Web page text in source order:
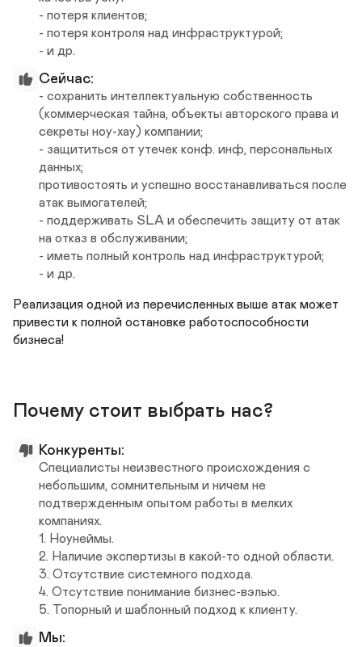
- потеря клиентов;
- потеря контроля над инфраструктурой;
- и др.
Сейчас:
- сохранить интеллектуальную собственность
(коммерческая тайна, объекты авторского права и
секреты ноу-хау) компании;
- защититься от утечек конф. инф, персональных
данных;
противостоять и успешно восстанавливаться после
атак вымогателей;
- поддерживать SLA и обеспечить защиту от атак
на отказ в обслуживании;
- иметь полный контроль над инфраструктурой;
- и др.
Реализация одной из перечисленных выше атак может
привести к полной остановке работоспособности
бизнеса!
Почему стоит выбрать нас?
Конкуренты:
Специалисты неизвестного происхождения с
небольшим, сомнительным и ничем не
подтвержденным опытом работы в мелких
компаниях.
1. Ноунеймы.
2. Наличие экспертизы в какой-то одной области.
3. Отсутствие системного подхода.
4. Отсутствие понимание бизнес-вэлью.
5. Топорный и шаблонный подход к клиенту.
Мы: